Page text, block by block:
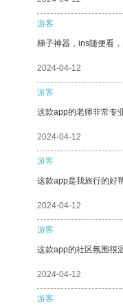
游客
梯子神器，ins随便看，
2024-04-12
游客
这款app的老师非常专
2024-04-12
游客
这款app是我旅行的好
2024-04-12
游客
这款app的社区氛围很
2024-04-12
游客